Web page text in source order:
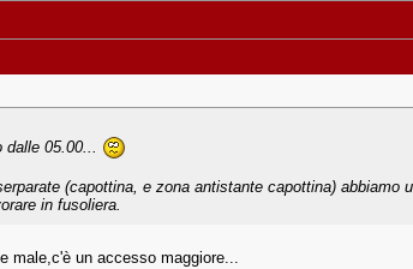
05.00...
(capottina, e zona antistante capottina) abbiamo
in fusoliera.
male,c'è un accesso maggiore...